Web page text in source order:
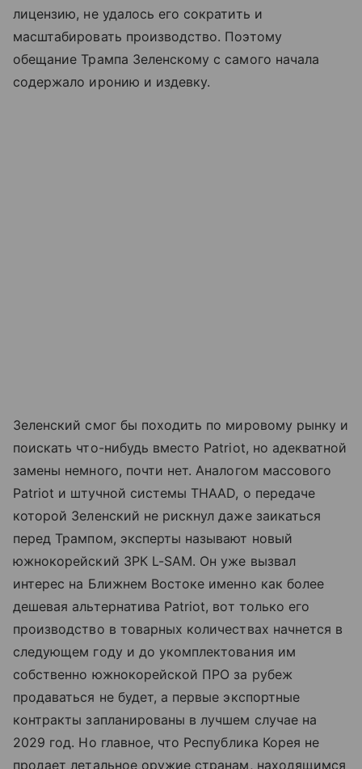
лицензию, не удалось его сократить и
масштабировать производство. Поэтому
обещание Трампа Зеленскому с самого начала
содержало иронию и издевку.
Зеленский смог бы походить по мировому рынку и
поискать что-нибудь вместо Patriot, но адекватной
замены немного, почти нет. Аналогом массового
Patriot и штучной системы THAAD, о передаче
которой Зеленский не рискнул даже заикаться
перед Трампом, эксперты называют новый
южнокорейский ЗРК L-SAM. Он уже вызвал
интерес на Ближнем Востоке именно как более
дешевая альтернатива Patriot, вот только его
производство в товарных количествах начнется в
следующем году и до укомплектования им
собственно южнокорейской ПРО за рубеж
продаваться не будет, а первые экспортные
контракты запланированы в лучшем случае на
2029 год. Но главное, что Республика Корея не
продает летальное оружие странам, находящимся